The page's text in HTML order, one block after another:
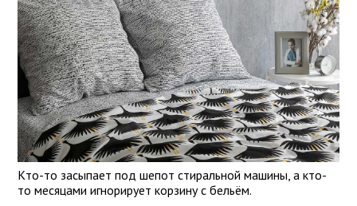
Кто-то засыпает под шепот стиральной машины, а кто-
то месяцами игнорирует корзину с бельём.